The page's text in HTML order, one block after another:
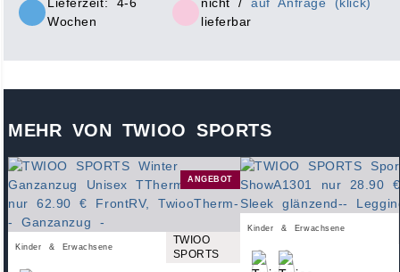
Lieferzeit: 4-6
Wochen
nicht /auf Anfrage (klick)
lieferbar
MEHR VON TWIOO SPORTS
ANGEBOT
Kinder & Erwachsene
TWIOO
SPORTS
Kinder & Erwachsene